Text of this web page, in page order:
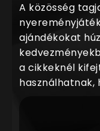
A közösség
ajándékokat
a cikkeknél
használhatnak,